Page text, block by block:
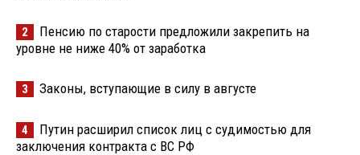
2
Пенсию по старости предложили закрепить на
уровне не ниже 40% от заработка
3 Законы, вступающие в силу в августе
4
Путин расширил список лиц с судимостью для
заключения контракта с ВС РФ